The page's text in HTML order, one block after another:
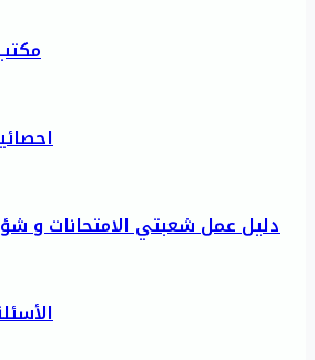
دليل عمل شعبتي الامتحانات و